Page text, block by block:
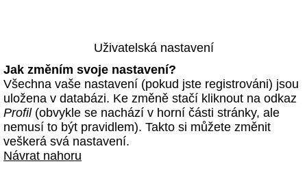
Uživatelská nastavení
Jak změním svoje nastavení?
Všechna vaše nastavení (pokud jste registrováni) jsou
uložena v databázi. Ke změně stačí kliknout na odkaz
Profil(obvykle se nachází v horní části stránky, ale
nemusí to být pravidlem). Takto si můžete změnit
veškerá svá nastavení.
Návrat nahoru